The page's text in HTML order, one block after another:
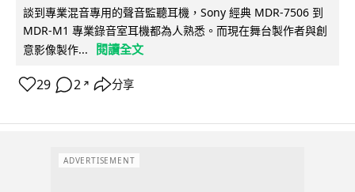
談到專業混音專用的聲音監聽耳機，Sony 經典 MDR-7506 到
MDR-M1 專業錄音室耳機都為人熟悉。而現在舞台製作者與創
意影像製作...
閱讀全文
29 2 ↗ 分享
ADVERTISEMENT